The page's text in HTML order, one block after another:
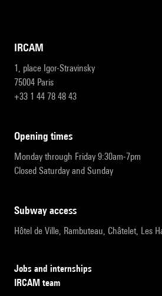
IRCAM
1, place Igor-Stravinsky
75004 Paris
+33 1 44 78 48 43
opening times
Monday through Friday 9:30am-7pm
Closed Saturday and Sunday
subway access
Hôtel de Ville, Rambuteau, Châtelet, Les
Jobs and internships
IRCAM team